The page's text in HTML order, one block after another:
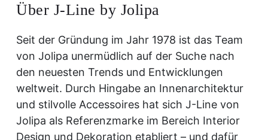
Über J-Line by Jolipa
Seit der Gründung im Jahr 1978 ist das Team
von Jolipa unermüdlich auf der Suche nach
den neuesten Trends und Entwicklungen
weltweit. Durch Hingabe an Innenarchitektur
und stilvolle Accessoires hat sich J-Line von
Jolipa als Referenzmarke im Bereich Interior
Design und Dekoration etabliert – und dafür